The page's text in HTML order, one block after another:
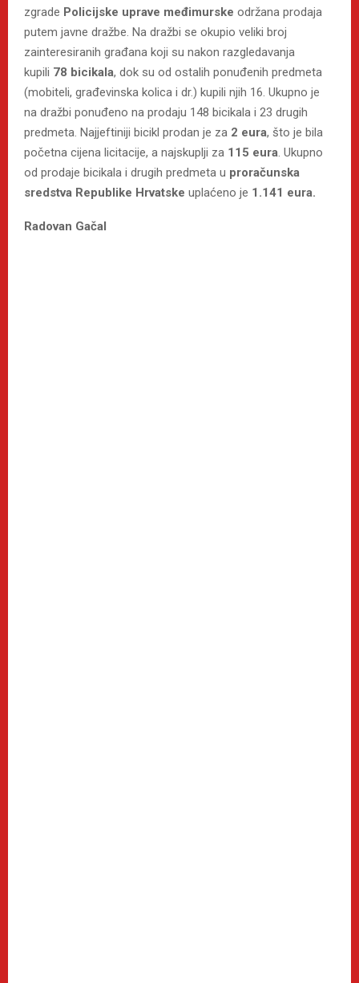
zgrade Policijske uprave međimurske održana prodaja
putem javne dražbe. Na dražbi se okupio veliki broj
zainteresiranih građana koji su nakon razgledavanja
kupili 78 bicikala, dok su od ostalih ponuđenih predmeta
(mobiteli, građevinska kolica i dr.) kupili njih 16. Ukupno je
na dražbi ponuđeno na prodaju 148 bicikala i 23 drugih
predmeta. Najjeftiniji bicikl prodan je za 2 eura, što je bila
početna cijena licitacije, a najskuplji za 115 eura. Ukupno
od prodaje bicikala i drugih predmeta u proračunska
sredstva Republike Hrvatske uplaćeno je 1.141 eura.
Radovan Gačal